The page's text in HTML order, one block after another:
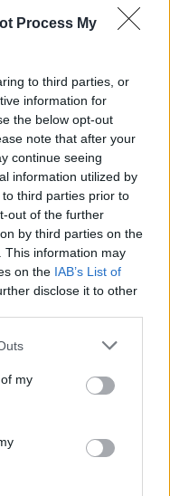
Process My
to third parties, or
information for
the below opt-out
note that after your
continue seeing
information utilized by
third parties prior to
out of the further
by third parties on the
This information may
on the IAB’s List of
disclose it to other
one or more Google
You may click to
third-party tags to
in below Google
my